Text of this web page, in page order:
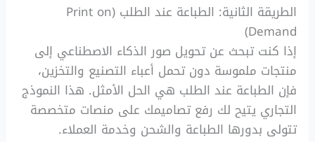
الطريقة الثانية: الطباعة عند الطلب (Print on
Demand)
إذا كنت تبحث عن تحويل صور الذكاء الاصطناعي إلى
منتجات ملموسة دون تحمل أعباء التصنيع والتخزين،
فإن الطباعة عند الطلب هي الحل الأمثل. هذا النموذج
التجاري يتيح لك رفع تصاميمك على منصات متخصصة
تتولى بدورها الطباعة والشحن وخدمة العملاء.